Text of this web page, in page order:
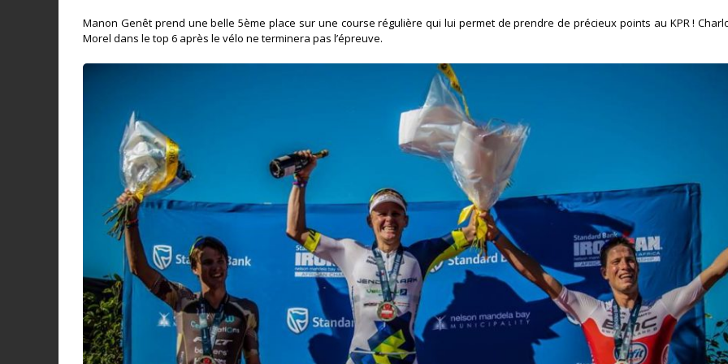
Manon Genêt prend une belle 5ème place sur une course régulière qui lui permet de prendre de précieux points au KPR !
Morel dans le top 6 après le vélo ne terminera pas l’épreuve.